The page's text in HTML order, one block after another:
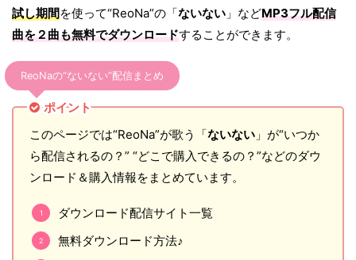
試し期間を使って“ReoNa”の「ないない 」などMP3フル配信
曲を２曲も無料でダウンロードすることができます。
ReoNaの“ないない”配信まとめ
ポイント
このページでは“ReoNa”が歌う「ないない 」が“いつか
ら配信されるの？” “どこで購入できるの？”などのダウ
ンロード＆購入情報をまとめています。
ダウンロード配信サイト一覧
無料ダウンロード方法♪